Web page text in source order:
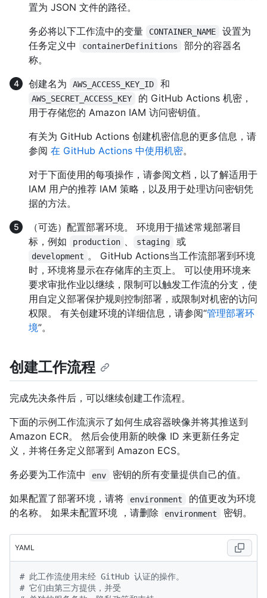
置为 JSON 文件的路径。
务必将以下工作流中的变量
CONTAINER_NAME
设置为
任务定义中
containerDefinitions
部分的容器名
称。
创建名为
AWS_ACCESS_KEY_ID 和
AWS_SECRET_ACCESS_KEY
的 GitHub Actions 机密，
用于存储您的 Amazon IAM 访问密钥值。
有关为 GitHub Actions 创建机密信息的更多信息，请
参阅 在 GitHub Actions 中使用机密。
对于下面使用的每项操作，请参阅文档，以了解适用于
IAM 用户的推荐 IAM 策略，以及用于处理访问密钥凭
据的方法。
（可选）配置部署环境。 环境用于描述常规部署目
标，例如
production 、 staging 或
development 。 GitHub Actions当工作流部署到环境
时，环境将显示在存储库的主页上。 可以使用环境来
要求审批作业以继续，限制可以触发工作流的分支，使
用自定义部署保护规则控制部署，或限制对机密的访问
权限。 有关创建环境的详细信息，请参阅“管理部署环
境”。
创建工作流程
完成先决条件后，可以继续创建工作流程。
下面的示例工作流演示了如何生成容器映像并将其推送到
Amazon ECR。 然后会使用新的映像 ID 来更新任务定
义，并将任务定义部署到 Amazon ECS。
务必要为工作流中
env
密钥的所有变量提供自己的值。
如果配置了部署环境，请将
environment
的值更改为环境
的名称。 如果未配置环境 ，请删除
environment 密钥。
YAML
# 此工作流使用未经 GitHub 认证的操作。
# 它们由第三方提供，并受